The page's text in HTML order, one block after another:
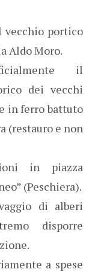
portico
Aldo Moro.
il
dei vecchi
in ferro battuto
(restauro e non
in piazza
(Peschiera).
di alberi
disporre
a spese